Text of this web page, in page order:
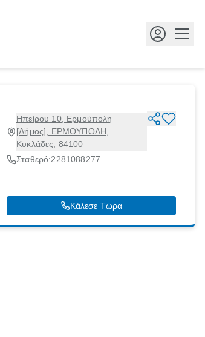
Ηπείρου 10, Ερμούπολη
[Δήμος], ΕΡΜΟΥΠΟΛΗ,
Κυκλάδες, 84100
Σταθερό:2281088277
Κάλεσε Τώρα